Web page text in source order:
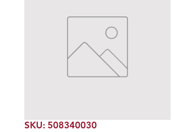
SKU: 508340030